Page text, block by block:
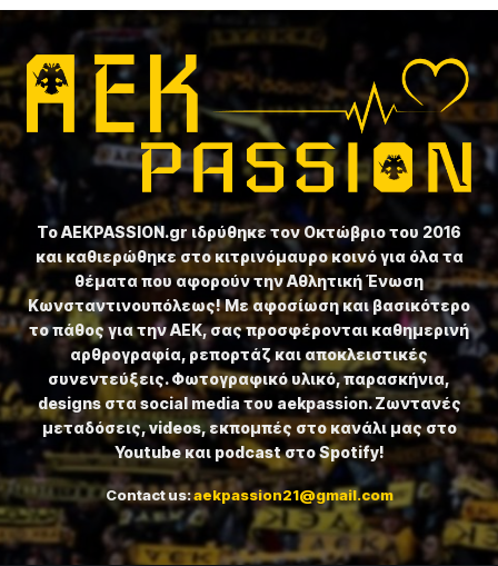
Το ⁦AEKPASSION.gr⁩ ιδρύθηκε τον Οκτώβριο του 2016
και καθιερώθηκε στο κιτρινόμαυρο κοινό για όλα τα
θέματα που αφορούν την Αθλητική Ένωση
Κωνσταντινουπόλεως! Με αφοσίωση και βασικότερο
το πάθος για την ΑΕΚ, σας προσφέρονται καθημερινή
αρθρογραφία, ρεπορτάζ και αποκλειστικές
συνεντεύξεις. Φωτογραφικό υλικό, παρασκήνια,
designs στα social media του aekpassion. Ζωντανές
μεταδόσεις, videos, εκπομπές στο κανάλι μας στο
Youtube και podcast στο Spotify!
Contact us:aekpassion21@gmail.com